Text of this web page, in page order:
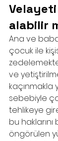
alabilir
Ana ve
çocuk ile
ve
kaçınmakla
sebebiyle
tehlikeye
bu
öngörülen